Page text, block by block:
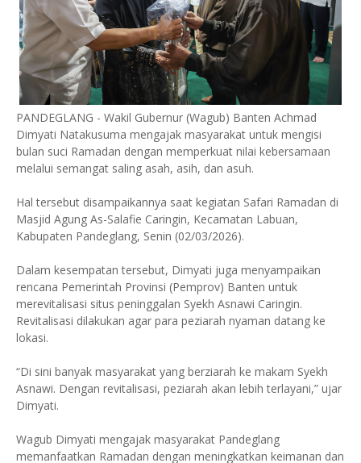
PANDEGLANG - Wakil Gubernur (Wagub) Banten Achmad
Dimyati Natakusuma mengajak masyarakat untuk mengisi
bulan suci Ramadan dengan memperkuat nilai kebersamaan
melalui semangat saling asah, asih, dan asuh.
Hal tersebut disampaikannya saat kegiatan Safari Ramadan di
Masjid Agung As-Salafie Caringin, Kecamatan Labuan,
Kabupaten Pandeglang, Senin (02/03/2026).
Dalam kesempatan tersebut, Dimyati juga menyampaikan
rencana Pemerintah Provinsi (Pemprov) Banten untuk
merevitalisasi situs peninggalan Syekh Asnawi Caringin.
Revitalisasi dilakukan agar para peziarah nyaman datang ke
lokasi.
“Di sini banyak masyarakat yang berziarah ke makam Syekh
Asnawi. Dengan revitalisasi, peziarah akan lebih terlayani,” ujar
Dimyati.
Wagub Dimyati mengajak masyarakat Pandeglang
memanfaatkan Ramadan dengan meningkatkan keimanan dan